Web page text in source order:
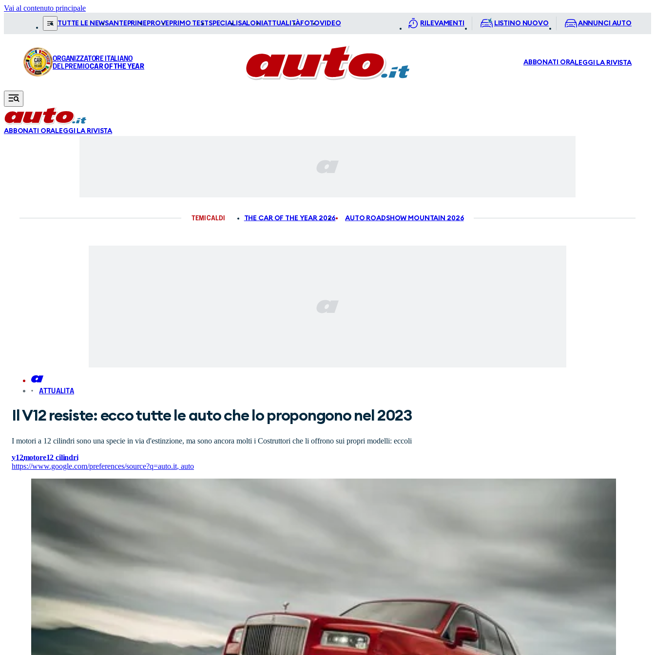
Vai al contenuto principale
TUTTE LE NEWSANTEPRIME PROVE PRIMO TESTSPECIALI SALONI ATTUALITÀFOTOVIDEO RILEVAMENTI LISTINO NUOVO ANNUNCI AUTO
ORGANIZZATORE ITALIANO
DEL PREMIOCAR OF THE YEAR ABBONATI ORALEGGI LA RIVISTA
ABBONATI ORALEGGI LA RIVISTA
TEMI CALDI THE CAR OF THE YEAR 2026 AUTO ROADSHOW MOUNTAIN 2026
ATTUALITA
Il V12 resiste: ecco tutte le auto che lo propongono nel 2023
I motori a 12 cilindri sono una specie in via d'estinzione, ma sono ancora molti i Costruttori che li offrono sui propri modelli: eccoli
v12motore12 cilindri
https://www.google.com/preferences/source?q=auto.it, auto